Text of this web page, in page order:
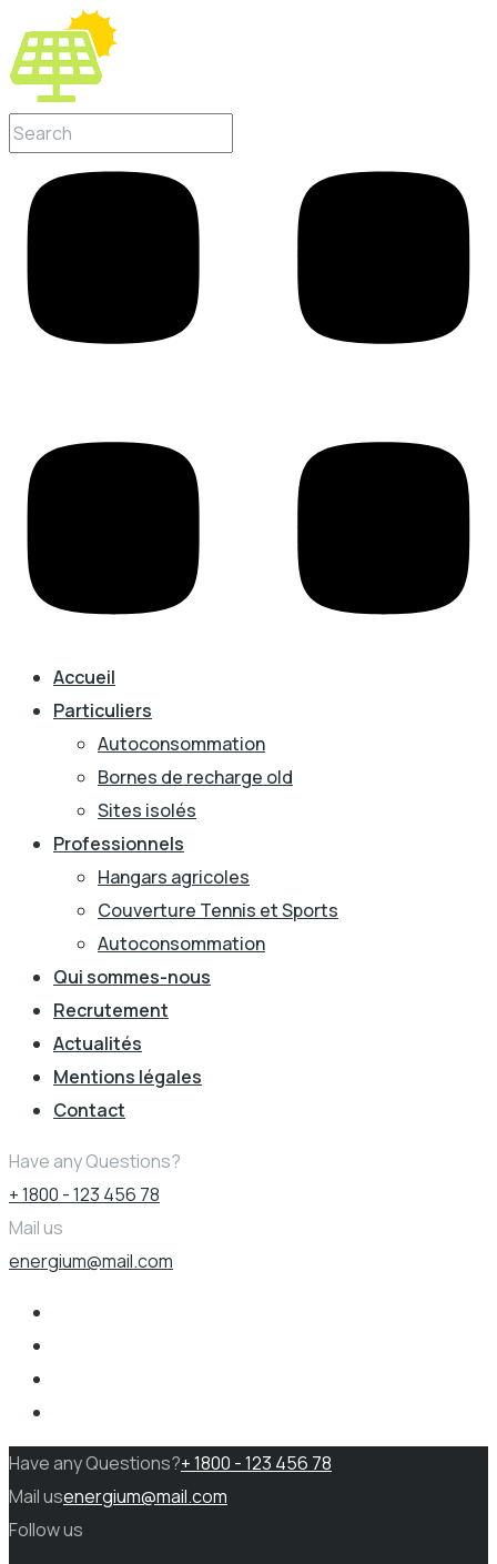
Accueil
Particuliers
Autoconsommation
Bornes de recharge old
Sites isolés
Professionnels
Hangars agricoles
Couverture Tennis et Sports
Autoconsommation
Qui sommes-nous
Recrutement
Actualités
Mentions légales
Contact
Have any Questions?
+ 1800 - 123 456 78
Mail us
energium@mail.com
Have any Questions?+ 1800 - 123 456 78
Mail usenergium@mail.com
Follow us